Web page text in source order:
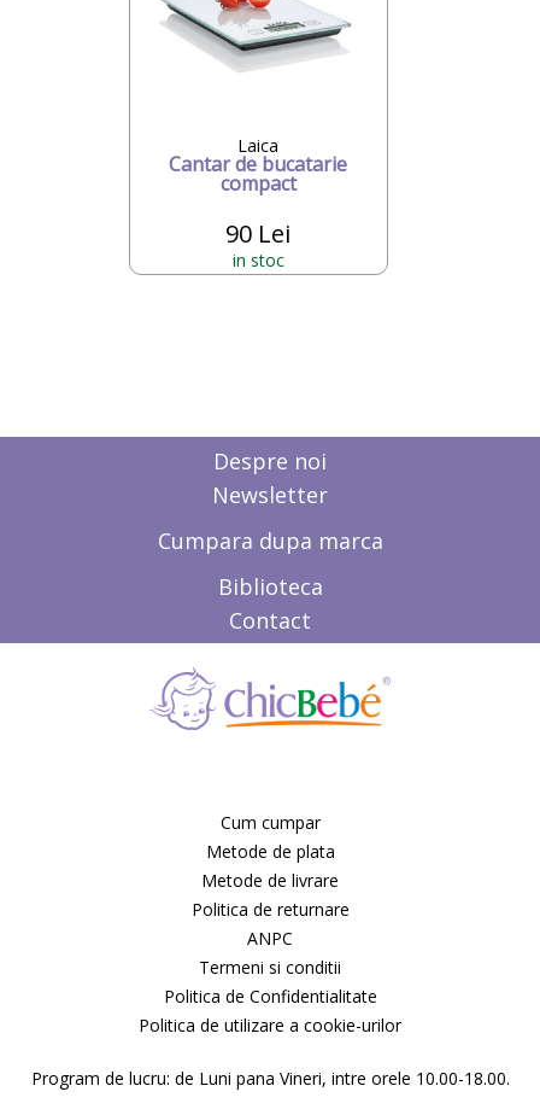
Laica
Cantar de bucatarie
compact
90 Lei
in stoc
Despre noi
Newsletter
Cumpara dupa marca
Biblioteca
Contact
Cum cumpar
Metode de plata
Metode de livrare
Politica de returnare
ANPC
Termeni si conditii
Politica de Confidentialitate
Politica de utilizare a cookie-urilor
Program de lucru: de Luni pana Vineri, intre orele 10.00-18.00.